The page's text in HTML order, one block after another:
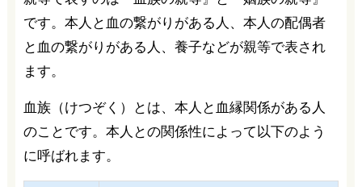
です。本人と血の繋がりがある人、本人の配偶者
と血の繋がりがある人、養子などが親等で表され
ます。
血族（けつぞく）とは、本人と血縁関係がある人
のことです。本人との関係性によって以下のよう
に呼ばれます。